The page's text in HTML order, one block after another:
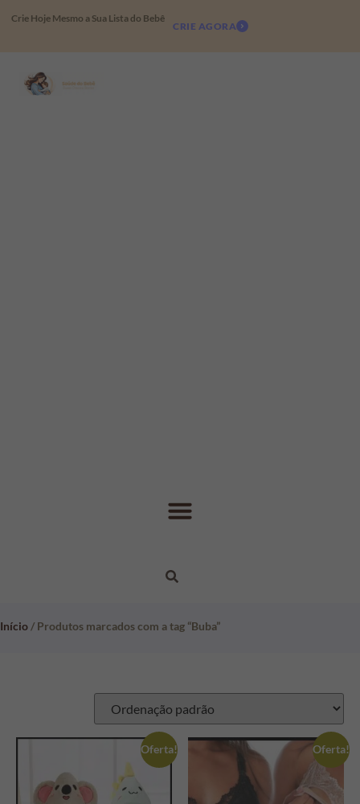
Crie Hoje Mesmo a Sua Lista do Bebê
CRIE AGORA
Início / Produtos marcados com a tag “Buba”
Oferta! Oferta!